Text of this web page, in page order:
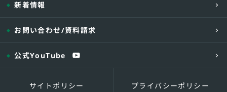
新着情報
お問い合わせ/資料請求
公式YouTube
サイトポリシー プライバシーポリシー